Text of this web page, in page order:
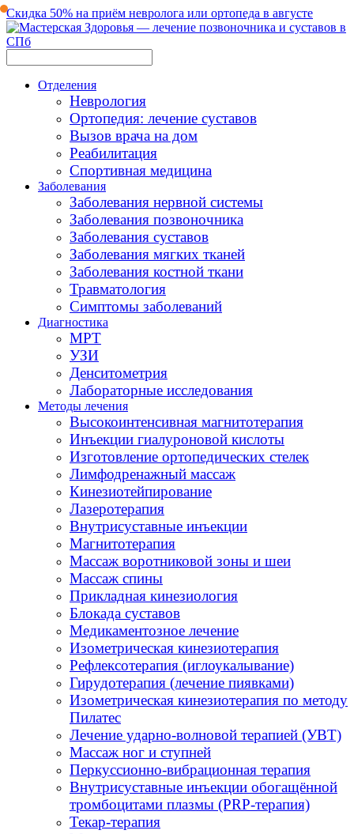
Скидка 50% на приём невролога или ортопеда в августе
Отделения
Неврология
Ортопедия: лечение суставов
Вызов врача на дом
Реабилитация
Спортивная медицина
Заболевания
Заболевания нервной системы
Заболевания позвоночника
Заболевания суставов
Заболевания мягких тканей
Заболевания костной ткани
Травматология
Симптомы заболеваний
Диагностика
МРТ
УЗИ
Денситометрия
Лабораторные исследования
Методы лечения
Высокоинтенсивная магнитотерапия
Инъекции гиалуроновой кислоты
Изготовление ортопедических стелек
Лимфодренажный массаж
Кинезиотейпирование
Лазеротерапия
Внутрисуставные инъекции
Магнитотерапия
Массаж воротниковой зоны и шеи
Массаж спины
Прикладная кинезиология
Блокада суставов
Медикаментозное лечение
Изометрическая кинезиотерапия
Рефлексотерапия (иглоукалывание)
Гирудотерапия (лечение пиявками)
Изометрическая кинезиотерапия по методу
Пилатес
Лечение ударно-волновой терапией (УВТ)
Массаж ног и ступней
Перкуссионно-вибрационная терапия
Внутрисуставные инъекции обогащённой
тромбоцитами плазмы (PRP-терапия)
Текар-терапия